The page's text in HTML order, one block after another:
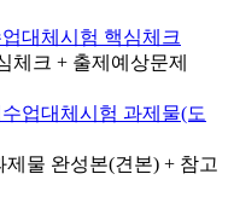
대체시험 핵심체크
체크 + 출제예상문제
업대체시험 과제물(도
제물 완성본(견본) + 참고